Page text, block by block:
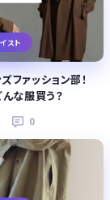
スト
ファッション部！
な服買う？
0